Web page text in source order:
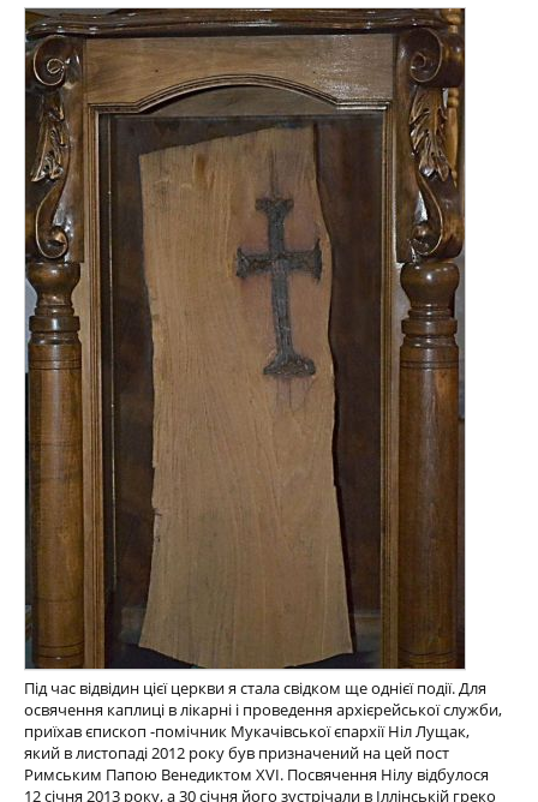
Під час відвідин цієї церкви я стала свідком ще однієї події. Для
освячення каплиці в лікарні і проведення архієрейської служби,
приїхав єпископ -помічник Мукачівської єпархії Ніл Лущак,
який в листопаді 2012 року був призначений на цей пост
Римським Папою Венедиктом XVI. Посвячення Нілу відбулося
12 січня 2013 року, а 30 січня його зустрічали в Іллінській греко